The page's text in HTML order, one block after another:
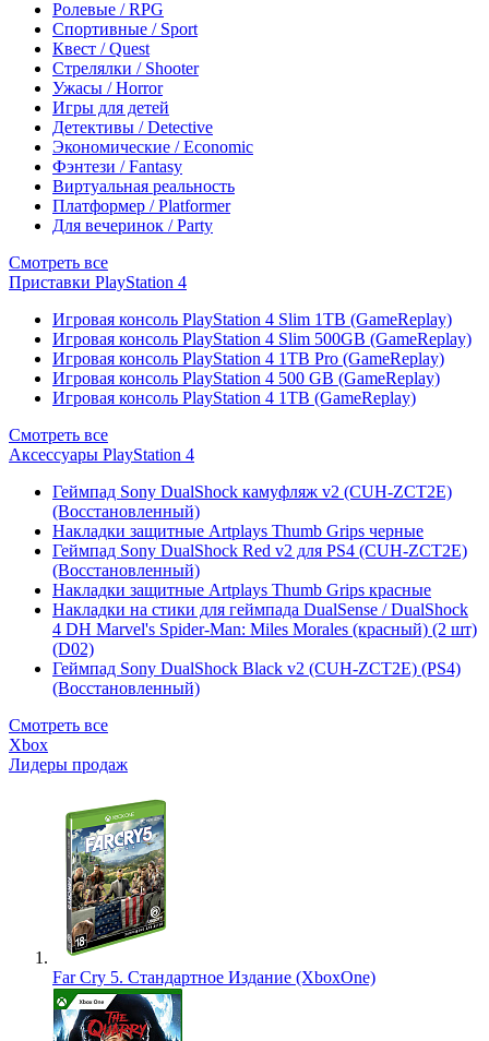
Ролевые / RPG
Спортивные / Sport
Квест / Quest
Стрелялки / Shooter
Ужасы / Horror
Игры для детей
Детективы / Detective
Экономические / Economic
Фэнтези / Fantasy
Виртуальная реальность
Платформер / Platformer
Для вечеринок / Party
Смотреть все
Приставки PlayStation 4
Игровая консоль PlayStation 4 Slim 1TB (GameReplay)
Игровая консоль PlayStation 4 Slim 500GB (GameReplay)
Игровая консоль PlayStation 4 1TB Pro (GameReplay)
Игровая консоль PlayStation 4 500 GB (GameReplay)
Игровая консоль PlayStation 4 1TB (GameReplay)
Смотреть все
Аксессуары PlayStation 4
Геймпад Sony DualShock камуфляж v2 (CUH-ZCT2E)
(Восстановленный)
Накладки защитные Artplays Thumb Grips черные
Геймпад Sony DualShock Red v2 для PS4 (CUH-ZCT2E)
(Восстановленный)
Накладки защитные Artplays Thumb Grips красные
Накладки на стики для геймпада DualSense / DualShock
4 DH Marvel's Spider-Man: Miles Morales (красный) (2 шт)
(D02)
Геймпад Sony DualShock Black v2 (CUH-ZCT2E) (PS4)
(Восстановленный)
Смотреть все
Xbox
Лидеры продаж
Far Cry 5. Стандартное Издание (XboxOne)